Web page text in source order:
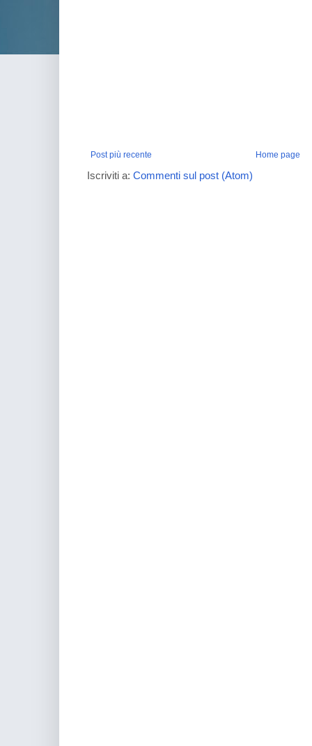
Post più recente Home page
Iscriviti a: Commenti sul post (Atom)